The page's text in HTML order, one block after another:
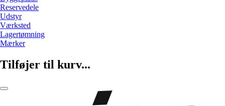
Reservedele
Udstyr
Værksted
Lagertømning
Mærker
Tilføjer til kurv...